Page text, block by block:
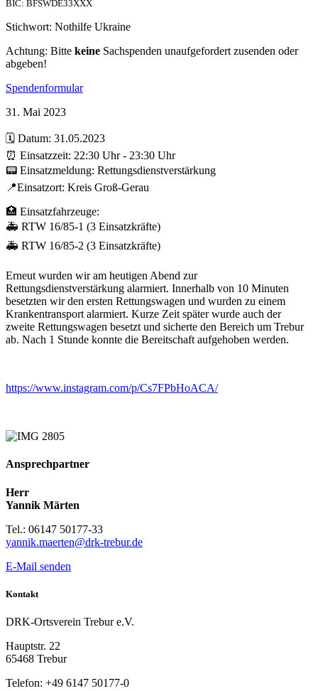
BIC: BFSWDE33XXX
Stichwort: Nothilfe Ukraine
Achtung: Bitte keine Sachspenden unaufgefordert zusenden oder
abgeben!
Spendenformular
31. Mai 2023
🗓️ Datum: 31.05.2023
⏰ Einsatzzeit: 22:30 Uhr - 23:30 Uhr
📟 Einsatzmeldung: Rettungsdienstverstärkung
📍Einsatzort: Kreis Groß-Gerau
🏥 Einsatzfahrzeuge:
🚑 RTW 16/85-1 (3 Einsatzkräfte)
🚑 RTW 16/85-2 (3 Einsatzkräfte)
Erneut wurden wir am heutigen Abend zur
Rettungsdienstverstärkung alarmiert. Innerhalb von 10 Minuten
besetzten wir den ersten Rettungswagen und wurden zu einem
Krankentransport alarmiert. Kurze Zeit später wurde auch der
zweite Rettungswagen besetzt und sicherte den Bereich um Trebur
ab. Nach 1 Stunde konnte die Bereitschaft aufgehoben werden.
https://www.instagram.com/p/Cs7FPbHoACA/
Ansprechpartner
Herr
Yannik Märten
Tel.: 06147 50177-33
yannik.maerten@drk-trebur.de
E-Mail senden
Kontakt
DRK-Ortsverein Trebur e.V.
Hauptstr. 22
65468 Trebur
Telefon: +49 6147 50177-0